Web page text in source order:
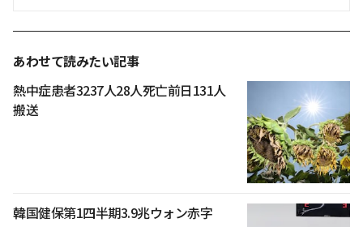
あわせて読みたい記事
熱中症患者3237人28人死亡前日131人
搬送
韓国健保第1四半期3.9兆ウォン赤字